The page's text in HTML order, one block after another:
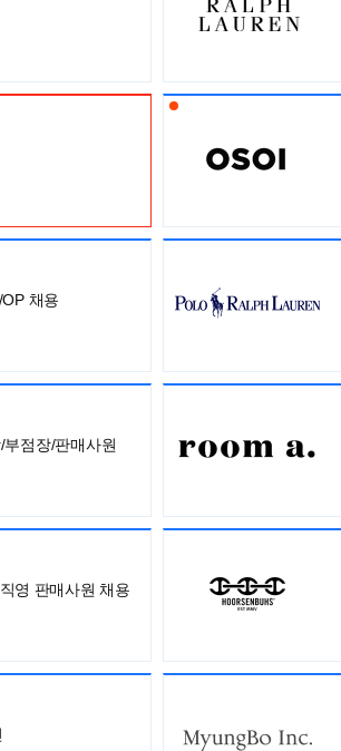
채용
점장/판매사원
영 판매사원 채용